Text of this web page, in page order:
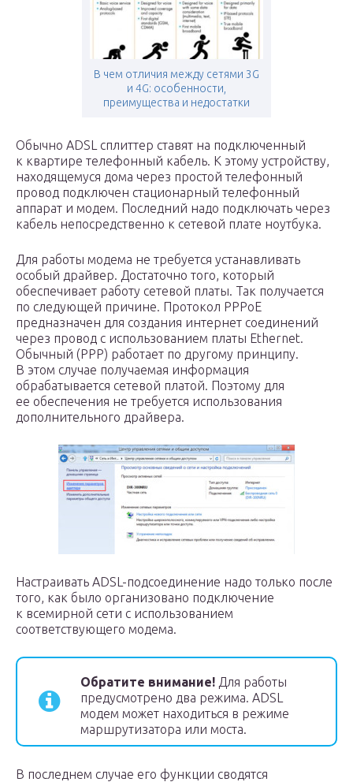
В чем отличия между сетями 3G
и 4G: особенности,
преимущества и недостатки
Обычно ADSL сплиттер ставят на подключенный
к квартире телефонный кабель. К этому устройству,
находящемуся дома через простой телефонный
провод подключен стационарный телефонный
аппарат и модем. Последний надо подключать через
кабель непосредственно к сетевой плате ноутбука.
Для работы модема не требуется устанавливать
особый драйвер. Достаточно того, который
обеспечивает работу сетевой платы. Так получается
по следующей причине. Протокол PPPoE
предназначен для создания интернет соединений
через провод с использованием платы Ethernet.
Обычный (PPP) работает по другому принципу.
В этом случае получаемая информация
обрабатывается сетевой платой. Поэтому для
ее обеспечения не требуется использования
дополнительного драйвера.
Настраивать ADSL-подсоединение надо только после
того, как было организовано подключение
к всемирной сети с использованием
соответствующего модема.
Обратите внимание! Для работы
предусмотрено два режима. ADSL
модем может находиться в режиме
маршрутизатора или моста.
В последнем случае его функции сводятся